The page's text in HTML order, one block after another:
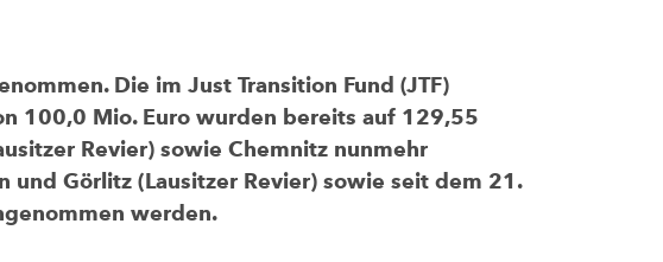
Die im Just Transition Fund (JTF)
100,0 Mio. Euro wurden bereits auf 129,55
Revier) sowie Chemnitz nunmehr
Görlitz (Lausitzer Revier) sowie seit dem 21.
werden.